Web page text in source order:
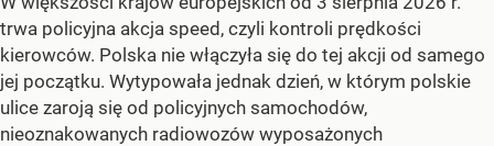
trwa policyjna akcja speed, czyli kontroli prędkości
kierowców. Polska nie włączyła się do tej akcji od samego
jej początku. Wytypowała jednak dzień, w którym polskie
ulice zaroją się od policyjnych samochodów,
nieoznakowanych radiowozów wyposażonych